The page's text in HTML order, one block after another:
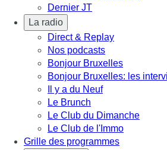
Dernier JT
La radio
Direct & Replay
Nos podcasts
Bonjour Bruxelles
Bonjour Bruxelles: les
Il y a du Neuf
Le Brunch
Le Club du Dimanche
Le Club de l'Immo
Grille des programmes